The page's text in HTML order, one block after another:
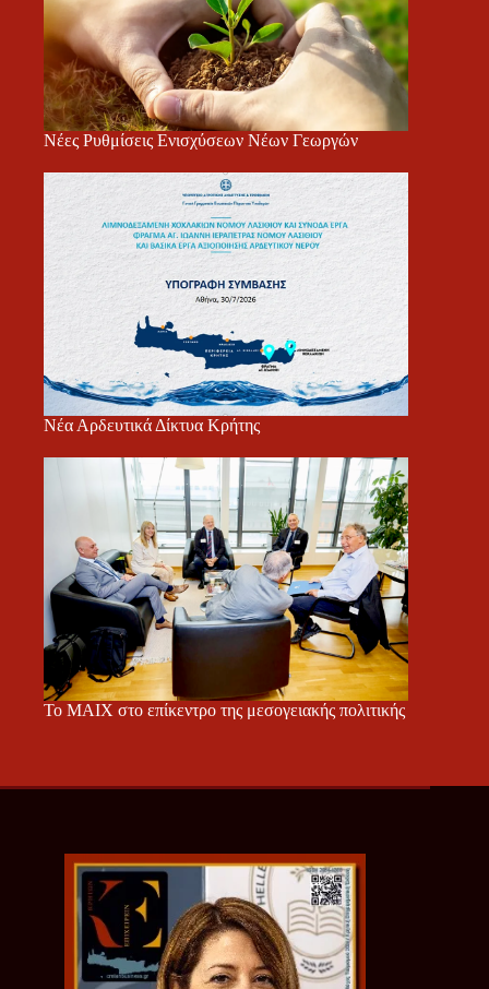
Νέες Ρυθμίσεις Ενισχύσεων Νέων Γεωργών
Νέα Αρδευτικά Δίκτυα Κρήτης
Το ΜΑΙΧ στο επίκεντρο της μεσογειακής πολιτικής